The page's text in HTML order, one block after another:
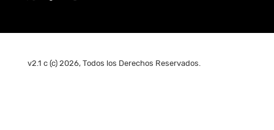
v2.1 c (c) 2026, Todos los Derechos Reservados.